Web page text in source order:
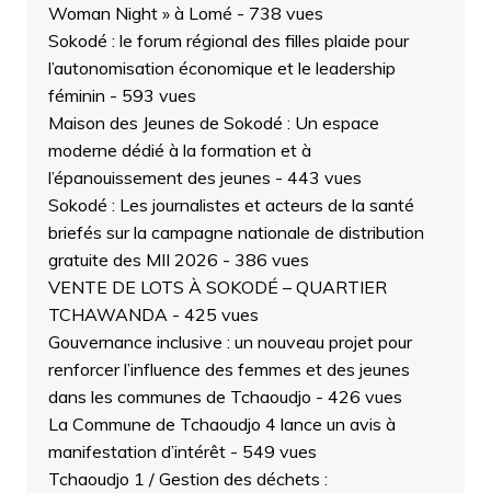
Woman Night » à Lomé - 738 vues
Sokodé : le forum régional des filles plaide pour
l’autonomisation économique et le leadership
féminin - 593 vues
Maison des Jeunes de Sokodé : Un espace
moderne dédié à la formation et à
l’épanouissement des jeunes - 443 vues
Sokodé : Les journalistes et acteurs de la santé
briefés sur la campagne nationale de distribution
gratuite des MII 2026 - 386 vues
VENTE DE LOTS À SOKODÉ – QUARTIER
TCHAWANDA - 425 vues
Gouvernance inclusive : un nouveau projet pour
renforcer l’influence des femmes et des jeunes
dans les communes de Tchaoudjo - 426 vues
La Commune de Tchaoudjo 4 lance un avis à
manifestation d’intérêt- 549 vues
Tchaoudjo 1 / Gestion des déchets :